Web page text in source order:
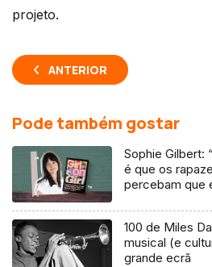
projeto.
ANTERIOR
Pode também gostar
Sophie Gilbert:
é que os
percebam que
100 de Miles
musical (e
grande ecrã